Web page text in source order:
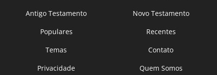
Antigo Testamento
Novo Testamento
Populares
Recentes
Temas
Contato
Privacidade
Quem Somos